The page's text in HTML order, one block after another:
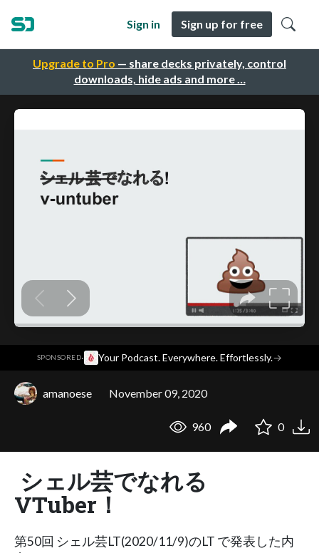
Upgrade to Pro — share decks privately, control
downloads, hide ads and more …
Sign in Sign up for free
SPONSORED· Your Podcast. Everywhere. Effortlessly.→
amanoese November 09, 2020
960 0
シェル芸でなれる
VTuber！
第50回 シェル芸LT(2020/11/9)のLT で発表した内